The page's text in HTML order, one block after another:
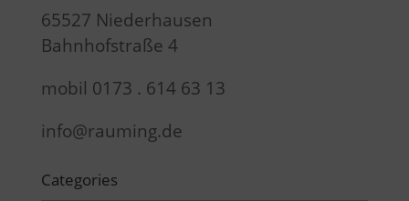
65527 Niederhausen
Bahnhofstraße 4
mobil 0173 . 614 63 13
info@rauming.de
Categories